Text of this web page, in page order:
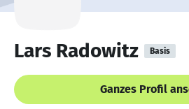
Lars Radowitz Basis
Ganzes Profil